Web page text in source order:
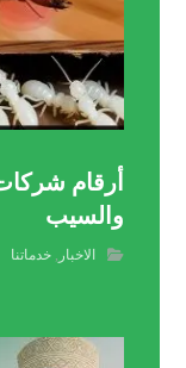
أرقام
والسيب
الاخبار ,خدماتنا